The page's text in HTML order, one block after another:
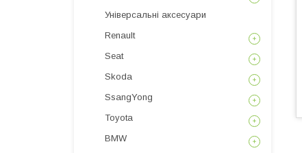
Універсальні аксесуари
Renault
Seat
Skoda
SsangYong
Toyota
BMW